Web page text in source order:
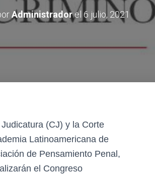
Administradorel 6 julio, 2021
(CJ) y la Corte
Latinoamericana de
de Pensamiento Penal,
el Congreso